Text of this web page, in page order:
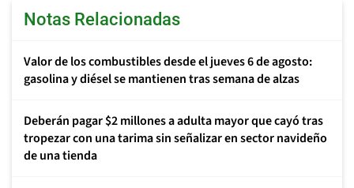
Notas Relacionadas
Valor de los combustibles desde el jueves 6 de agosto:
gasolina y diésel se mantienen tras semana de alzas
Deberán pagar $2 millones a adulta mayor que cayó tras
tropezar con una tarima sin señalizar en sector navideño
de una tienda